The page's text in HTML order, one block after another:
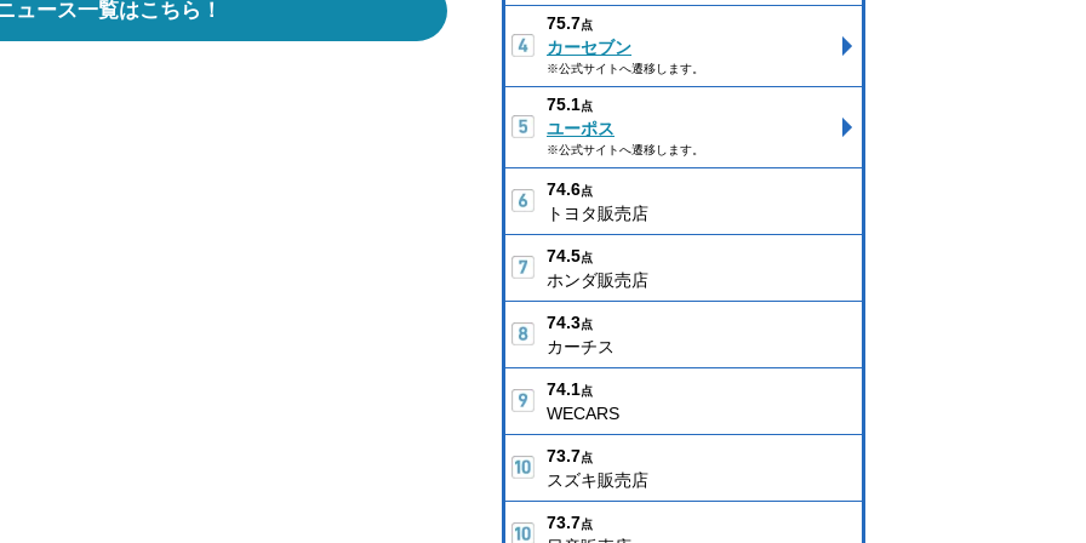
ュース一覧はこちら！
75.7点
カーセブン
※公式サイトへ遷移します。
75.1点
ユーポス
※公式サイトへ遷移します。
74.6点
トヨタ販売店
74.5点
ホンダ販売店
74.3点
カーチス
74.1点
WECARS
73.7点
スズキ販売店
73.7点